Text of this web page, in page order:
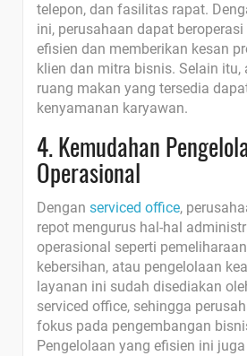
telepon, dan fasilitas rapat.
ini, perusahaan dapat
efisien dan memberikan kesan
klien dan mitra bisnis. Selain itu,
ruang makan yang tersedia
kenyamanan karyawan.
4. Kemudahan
Operasional
Dengan serviced office,
repot mengurus hal-hal
operasional seperti
kebersihan, atau pengelolaan
layanan ini sudah disediakan
serviced office, sehingga
fokus pada pengembangan
Pengelolaan yang efisien ini